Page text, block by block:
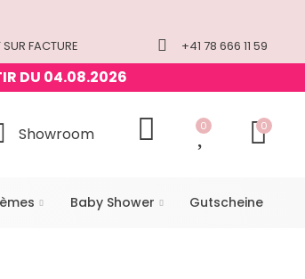
FACTURE +41 78 666 11 59
DU 04.08.2026
Showroom 0 0
Baby Shower Gutscheine